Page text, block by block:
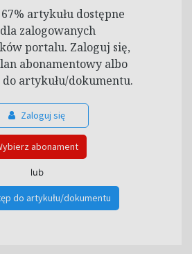
67% artykułu dostępne
zalogowanych
portalu. Zaloguj się,
abonamentowy albo
artykułu/dokumentu.
Zaloguj się
abonament
lub
do artykułu/dokumentu